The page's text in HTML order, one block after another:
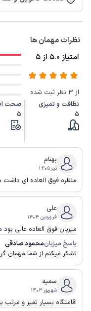
نظرات مهمان ها
امتیاز 5.0 از 5
از 3 نظر ثبت شده
نظافت و تمیزی
5
صحت
5
بهنام
تیر ۱۴۰۵
منظره فوق العاده ای داشت
علی
فروردین ۱۴۰۴
میزبان فوق العاده عالی
پاسخ میزبانمحمود صادقی
تشکر میکنم از شما مهمان
سمیه
شهریور ۱۴۰۳
اقامتگاه بسیار تمیز و مرتب